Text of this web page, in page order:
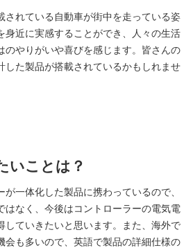
されている自動車が街中を走っている姿
身近に実感することができ、人々の生活
のやりがいや喜びを感じます。皆さんの
した製品が搭載されているかもしれませ
いことは？
一体化した製品に携わっているので、
はなく、今後はコントローラーの電気電
していきたいと思います。また、海外で
会も多いので、英語で製品の詳細仕様の